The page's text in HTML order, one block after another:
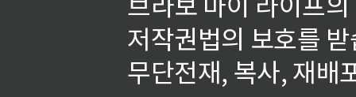
저작권법의 보호를
무단전재, 복사, 재배